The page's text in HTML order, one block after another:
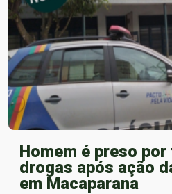
Homem é preso
drogas após ação
em Macaparana